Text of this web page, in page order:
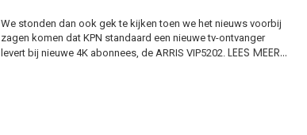
We stonden dan ook gek te kijken toen we het nieuws voorbij
zagen komen dat KPN standaard een nieuwe tv-ontvanger
levert bij nieuwe 4K abonnees, de ARRIS VIP5202. LEES MEER…